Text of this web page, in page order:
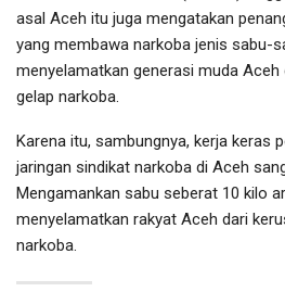
asal Aceh itu juga mengatakan
yang membawa narkoba jenis sabu-
menyelamatkan generasi muda Aceh
gelap narkoba.
Karena itu, sambungnya, kerja keras
jaringan sindikat narkoba di Aceh
Mengamankan sabu seberat 10 kilo
menyelamatkan rakyat Aceh dari
narkoba.